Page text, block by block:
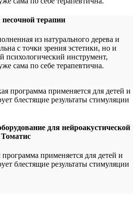
терапии
из натурального дерева и
с точки зрения эстетики, но и
психологический инструмент,
сама по себе терапевтична.
для нейроакустической
программа применяется для детей и
блестящие результаты стимуляции